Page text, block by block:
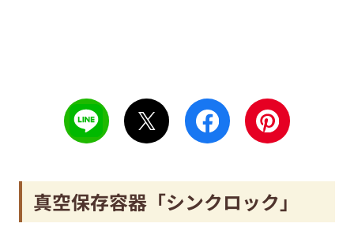
真空保存容器「シンクロック」